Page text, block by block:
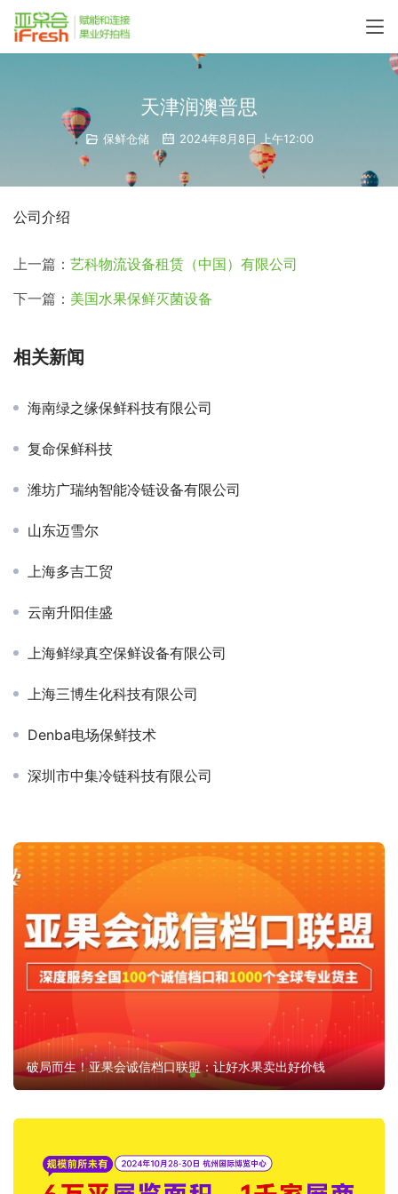
天津润澳普思
保鲜仓储 2024年8月8日 上午12:00
公司介绍
上一篇： 艺科物流设备租赁（中国）有限公司
下一篇： 美国水果保鲜灭菌设备
相关新闻
海南绿之缘保鲜科技有限公司
复命保鲜科技
潍坊广瑞纳智能冷链设备有限公司
山东迈雪尔
上海多吉工贸
云南升阳佳盛
上海鲜绿真空保鲜设备有限公司
上海三博生化科技有限公司
Denba电场保鲜技术
深圳市中集冷链科技有限公司
破局而生！亚果会诚信档口联盟：让好水果卖出好价钱